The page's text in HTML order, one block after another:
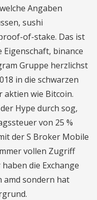
Angaben
sushi
of-stake. Das ist
binance
Gruppe herzlichst
in die schwarzen
wie Bitcoin.
Hype durch sog,
von 25 %
der S Broker Mobile
vollen Zugriff
die Exchange
amd sondern hat